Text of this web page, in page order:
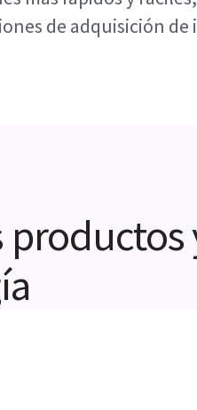
de adquisición de
productos